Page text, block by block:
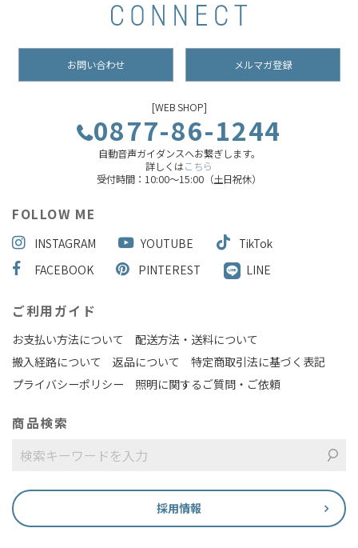
お問い合わせ メルマガ登録
[WEB SHOP]
0877-86-1244
自動音声ガイダンスへお繋ぎします。
詳しくはこちら
受付時間：10:00～15:00（土日祝休）
FOLLOW ME
INSTAGRAM YOUTUBE
TikTok
FACEBOOK
PINTEREST LINE
ご利用ガイド
お支払い方法について
配送方法・送料について
搬入経路について
返品について
特定商取引法に基づく表記
プライバシーポリシー
照明に関するご質問・ご依頼
商品検索
採用情報